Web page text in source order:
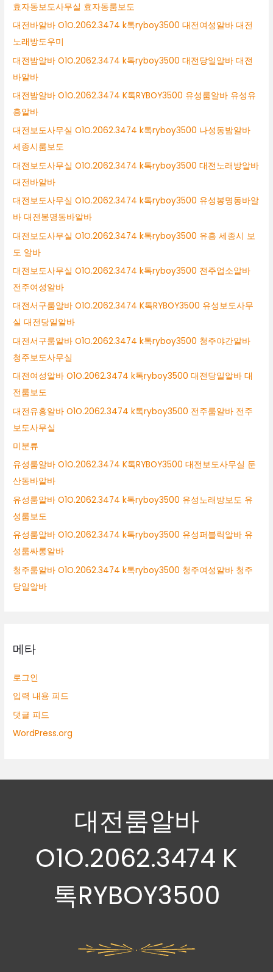
효자동보도사무실 효자동룸보도
대전바알바 O1O.2062.3474 k톡ryboy3500 대전여성알바 대전
노래방도우미
대전밤알바 O1O.2062.3474 k톡ryboy3500 대전당일알바 대전
바알바
대전밤알바 O1O.2062.3474 K톡RYBOY3500 유성룸알바 유성유
흥알바
대전보도사무실 O1O.2062.3474 k톡ryboy3500 나성동밤알바
세종시룸보도
대전보도사무실 O1O.2062.3474 k톡ryboy3500 대전노래방알바
대전바알바
대전보도사무실 O1O.2062.3474 k톡ryboy3500 유성봉명동바알
바 대전봉명동바알바
대전보도사무실 O1O.2062.3474 k톡ryboy3500 유흥 세종시 보
도 알바
대전보도사무실 O1O.2062.3474 k톡ryboy3500 전주업소알바
전주여성알바
대전서구룸알바 O1O.2062.3474 K톡RYBOY3500 유성보도사무
실 대전당일알바
대전서구룸알바 O1O.2062.3474 k톡ryboy3500 청주야간알바
청주보도사무실
대전여성알바 O1O.2062.3474 k톡ryboy3500 대전당일알바 대
전룸보도
대전유흥알바 O1O.2062.3474 k톡ryboy3500 전주룸알바 전주
보도사무실
미분류
유성룸알바 O1O.2062.3474 K톡RYBOY3500 대전보도사무실 둔
산동바알바
유성룸알바 O1O.2062.3474 k톡ryboy3500 유성노래방보도 유
성룸보도
유성룸알바 O1O.2062.3474 k톡ryboy3500 유성퍼블릭알바 유
성룸싸롱알바
청주룸알바 O1O.2062.3474 k톡ryboy3500 청주여성알바 청주
당일알바
메타
로그인
입력 내용 피드
댓글 피드
WordPress.org
대전룸알바
O1O.2062.3474 K
톡RYBOY3500